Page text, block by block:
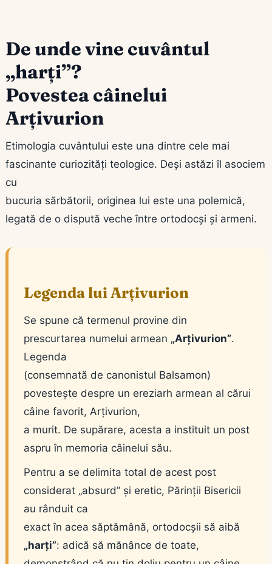
De unde vine cuvântul
„harți”?
Povestea câinelui
Arțivurion
Etimologia cuvântului este una dintre cele mai
fascinante curiozități teologice. Deși astăzi îl asociem
cu
bucuria sărbătorii, originea lui este una polemică,
legată de o dispută veche între ortodocși și armeni.
Legenda lui Arțivurion
Se spune că termenul provine din
prescurtarea numelui armean „Arțivurion”.
Legenda
(consemnată de canonistul Balsamon)
povestește despre un ereziarh armean al cărui
câine favorit, Arțivurion,
a murit. De supărare, acesta a instituit un post
aspru în memoria câinelui său.
Pentru a se delimita total de acest post
considerat „absurd” și eretic, Părinții Bisericii
au rânduit ca
exact în acea săptămână, ortodocșii să aibă
„harți”: adică să mănânce de toate,